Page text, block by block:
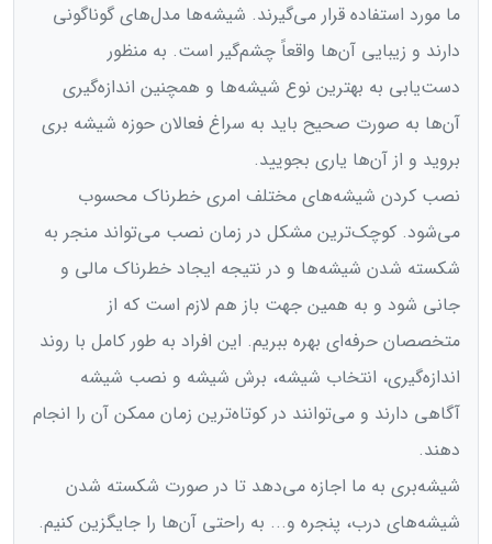
ما مورد استفاده قرار می‌گیرند. شیشه‌ها مدل‌های گوناگونی
دارند و زیبایی آن‌ها واقعاً چشم‌گیر است. به منظور
دست‌یابی به بهترین نوع شیشه‌ها و همچنین اندازه‌گیری
آن‌ها به صورت صحیح باید به سراغ فعالان حوزه شیشه بری
بروید و از آن‌ها یاری بجویید.
نصب کردن شیشه‌های مختلف امری خطرناک محسوب
مي‌‌شود. کوچک‌ترین مشکل در زمان نصب می‌تواند منجر به
شکسته شدن شیشه‌ها و در نتیجه ایجاد خطرناک مالی و
جانی شود و به همین جهت باز هم لازم است که از
متخصصان حرفه‌ای بهره ببریم. این افراد به طور کامل با روند
اندازه‌گیری، انتخاب شیشه، برش شیشه و نصب شیشه
آگاهی دارند و می‌توانند در کوتاه‌ترین زمان ممکن آن را انجام
دهند.
شیشه‌بری به ما اجازه می‌دهد تا در صورت شکسته شدن
شیشه‌های درب، پنجره و... به راحتی آن‌ها را جایگزین کنیم.